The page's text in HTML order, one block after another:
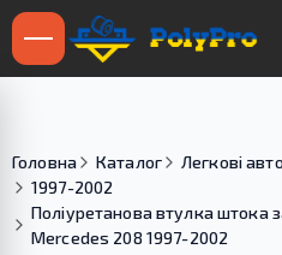
Головна Каталог Легкові
1997-2002
Поліуретанова втулка штока
Merсedes 208 1997-2002